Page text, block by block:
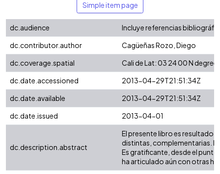
Simple item page
dc.audience
Incluye referencias
dc.contributor.author
Cagüeñas Rozo, Diego
dc.coverage.spatial
Cali de Lat: 03 24 00 N
dc.date.accessioned
2013-04-29T21:51:34Z
dc.date.available
2013-04-29T21:51:34Z
dc.date.issued
2013-04-01
dc.description.abstract
El presente libro es resultado
distintas, complementarias.
Es gratificante, desde el
ha articulado aún con otras